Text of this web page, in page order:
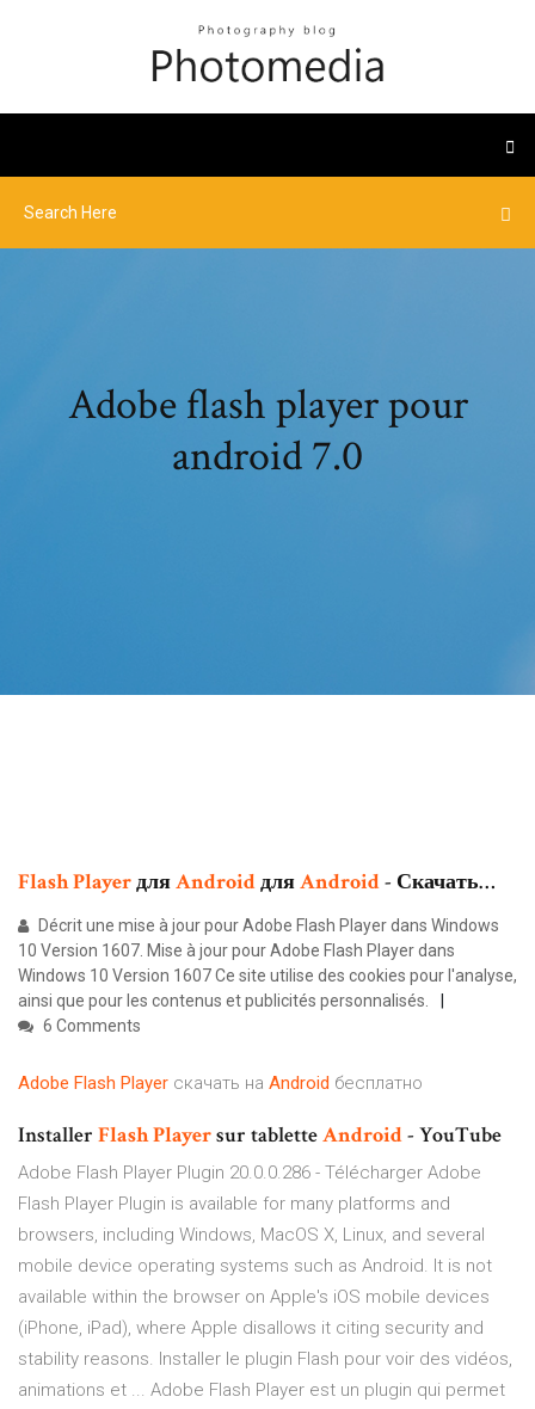
Adobe flash player pour
android 7.0
FlashPlayerдляAndroidдляAndroid- Скачать…
Décrit une mise à jour pour Adobe Flash Player dans Windows
10 Version 1607. Mise à jour pour Adobe Flash Player dans
Windows 10 Version 1607 Ce site utilise des cookies pour l'analyse,
ainsi que pour les contenus et publicités personnalisés.
6 Comments
Adobe Flash Player скачать на Android бесплатно
Installer FlashPlayersur tabletteAndroid- YouTube
Adobe Flash Player Plugin 20.0.0.286 - Télécharger Adobe
Flash Player Plugin is available for many platforms and
browsers, including Windows, MacOS X, Linux, and several
mobile device operating systems such as Android. It is not
available within the browser on Apple's iOS mobile devices
(iPhone, iPad), where Apple disallows it citing security and
stability reasons. Installer le plugin Flash pour voir des vidéos,
animations et ... Adobe Flash Player est un plugin qui permet